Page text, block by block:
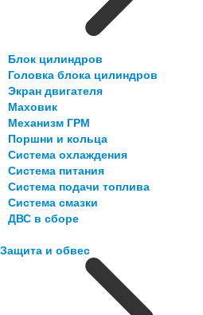
Блок цилиндров
Головка блока цилиндров
Экран двигателя
Маховик
Механизм ГРМ
Поршни и кольца
Система охлаждения
Система питания
Система подачи топлива
Система смазки
ДВС в сборе
Защита и обвес